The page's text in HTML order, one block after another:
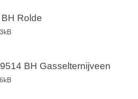
Rolde
BH Gasselternijveen